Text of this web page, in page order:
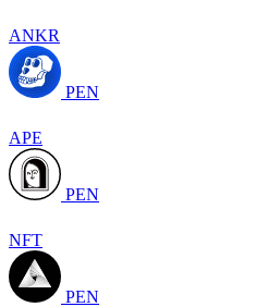
ANKR
PEN
APE
PEN
NFT
PEN